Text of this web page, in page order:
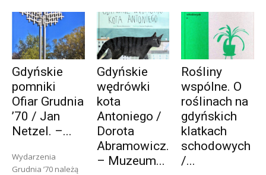
Gdyńskie
pomniki
Ofiar Grudnia
’70 / Jan
Netzel. –...
Wydarzenia
Grudnia ’70 należą
Gdyńskie
wędrówki
kota
Antoniego /
Dorota
Abramowicz.
– Muzeum...
Rośliny
wspólne. O
roślinach na
gdyńskich
klatkach
schodowych
/...